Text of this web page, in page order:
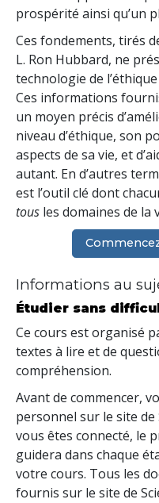
prospérité ainsi qu’un
Ces fondements, tirés
L. Ron Hubbard, ne
technologie de
Ces informations
un moyen précis
niveau d’éthique, son
aspects de sa vie, et
autant. En d’autres
est l’outil clé dont
tous les domaines de la
Informations au
Étudier sans
Ce cours est organisé
textes à lire et de
compréhension.
Avant de commencer,
personnel sur le site
vous êtes connecté, le
guidera dans chaque
votre cours. Tous les
fournis sur le site de